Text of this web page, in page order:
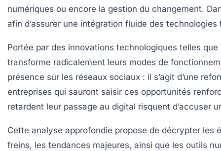
numériques ou encore la gestion du changement.
afin d’assurer une intégration fluide des
Portée par des innovations technologiques telles
transforme radicalement leurs modes de
présence sur les réseaux sociaux : il s’agit d’une
entreprises qui sauront saisir ces opportunités
retardent leur passage au digital risquent d’accuser
Cette analyse approfondie propose de décrypter les
freins, les tendances majeures, ainsi que les outils